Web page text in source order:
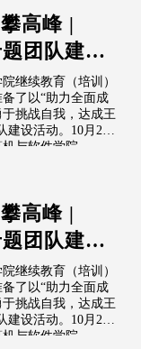
高峰 |
团队建设
继续教育（培训）
了以“助力全面成
挑战自我，达成王
建设活动。10月26
与软件学院...
高峰 |
团队建设
继续教育（培训）
了以“助力全面成
挑战自我，达成王
建设活动。10月25
与软件学院...